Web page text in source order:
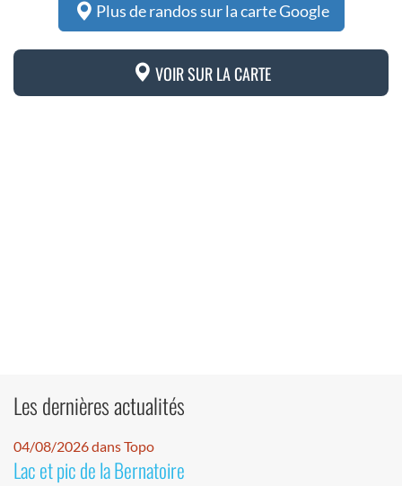
Plus de randos sur la carte Google
VOIR SUR LA CARTE
Les dernières actualités
04/08/2026 dans Topo
Lac et pic de la Bernatoire